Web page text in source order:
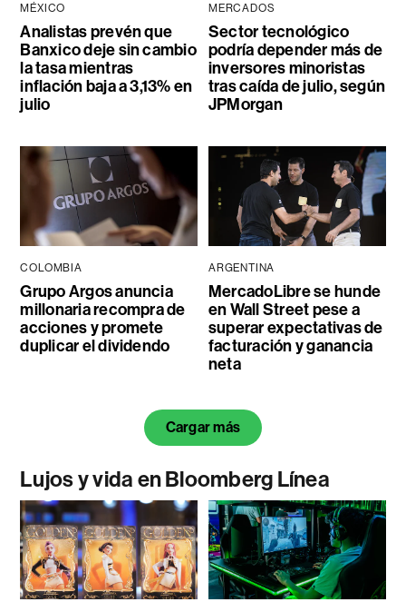
MÉXICO
Analistas prevén que
Banxico deje sin cambio
la tasa mientras
inflación baja a 3,13% en
julio
MERCADOS
Sector tecnológico
podría depender más de
inversores minoristas
tras caída de julio, según
JPMorgan
COLOMBIA
Grupo Argos anuncia
millonaria recompra de
acciones y promete
duplicar el dividendo
ARGENTINA
MercadoLibre se hunde
en Wall Street pese a
superar expectativas de
facturación y ganancia
neta
Cargar más
Lujos y vida en Bloomberg Línea